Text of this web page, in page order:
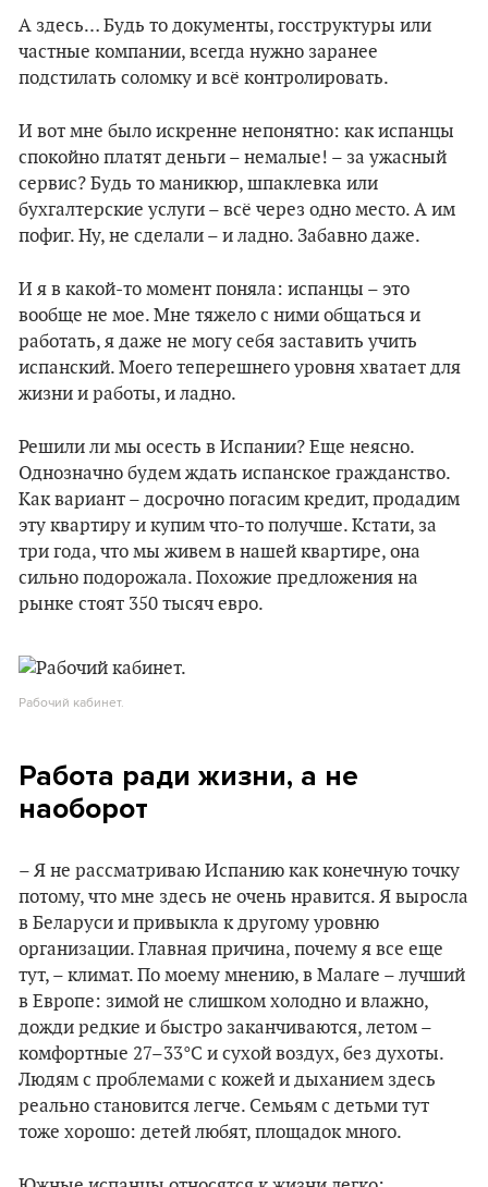
А здесь… Будь то документы, госструктуры или
частные компании, всегда нужно заранее
подстилать соломку и всё контролировать.
И вот мне было искренне непонятно: как испанцы
спокойно платят деньги – немалые! – за ужасный
сервис? Будь то маникюр, шпаклевка или
бухгалтерские услуги – всё через одно место. А им
пофиг. Ну, не сделали – и ладно. Забавно даже.
И я в какой-то момент поняла: испанцы – это
вообще не мое. Мне тяжело с ними общаться и
работать, я даже не могу себя заставить учить
испанский. Моего теперешнего уровня хватает для
жизни и работы, и ладно.
Решили ли мы осесть в Испании? Еще неясно.
Однозначно будем ждать испанское гражданство.
Как вариант – досрочно погасим кредит, продадим
эту квартиру и купим что-то получше. Кстати, за
три года, что мы живем в нашей квартире, она
сильно подорожала. Похожие предложения на
рынке стоят 350 тысяч евро.
Рабочий кабинет.
Работа ради жизни, а не
наоборот
– Я не рассматриваю Испанию как конечную точку
потому, что мне здесь не очень нравится. Я выросла
в Беларуси и привыкла к другому уровню
организации. Главная причина, почему я все еще
тут, – климат. По моему мнению, в Малаге – лучший
в Европе: зимой не слишком холодно и влажно,
дожди редкие и быстро заканчиваются, летом –
комфортные 27–33°C и сухой воздух, без духоты.
Людям с проблемами с кожей и дыханием здесь
реально становится легче. Семьям с детьми тут
тоже хорошо: детей любят, площадок много.